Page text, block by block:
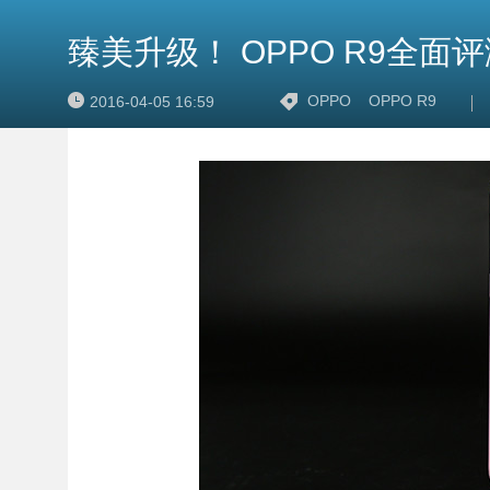
臻美升级！ OPPO R9全面
2016-04-05 16:59 OPPO OPPO R9